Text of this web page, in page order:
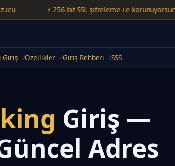
⚡ 256-bit SSL şifreleme ile korunuyorsunuz
Giriş Özellikler Giriş Rehberi SSS
Giriş —
Adres